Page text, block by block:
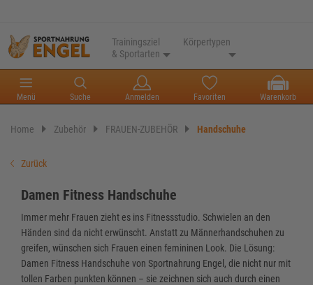
Trainingsziel
& Sportarten
Körpertypen
Menü Suche Anmelden Favoriten Warenkorb
Home Zubehör FRAUEN-ZUBEHÖR Handschuhe
Zurück
Damen Fitness Handschuhe
Immer mehr Frauen zieht es ins Fitnessstudio. Schwielen an den
Händen sind da nicht erwünscht. Anstatt zu Männerhandschuhen zu
greifen, wünschen sich Frauen einen femininen Look. Die Lösung:
Damen Fitness Handschuhe von Sportnahrung Engel, die nicht nur mit
tollen Farben punkten können – sie zeichnen sich auch durch einen